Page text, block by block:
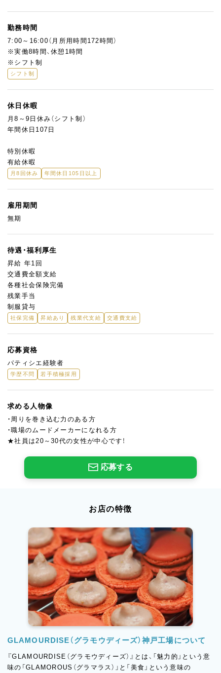
勤務時間
7:00～16:00（月所用時間172時間）
※実働8時間、休憩1時間
※シフト制
シフト制
休日休暇
月8～9日休み（シフト制）
年間休日107日
特別休暇
有給休暇
月8回休み 年間休日105日以上
雇用期間
無期
待遇・福利厚生
昇給 年1回
交通費全額支給
各種社会保険完備
残業手当
制服貸与
社保完備 昇給あり 残業代支給 交通費支給
応募資格
パティシエ経験者
学歴不問 若手積極採用
求める人物像
・周りを巻き込む力のある方
・職場のムードメーカーになれる方
★社員は20～30代の女性が中心です！
応募する
お店の特徴
GLAMOURDISE（グラモウディーズ）神戸工場について
『GLAMOURDISE（グラモウディーズ）』とは、「魅力的」という意
味の「GLAMOROUS（グラマラス）」と「美食」という意味の